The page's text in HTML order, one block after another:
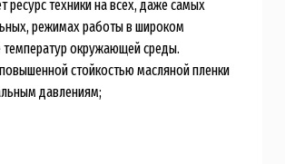
ресурс техники на всех, даже самых
режимах работы в широком
температур окружающей среды.
стойкостью масляной пленки
давлениям;